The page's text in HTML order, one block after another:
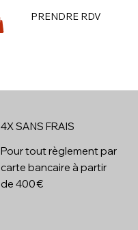
PRENDRE RDV
4x
4X SANS FRAIS
Pour tout règlement par
carte bancaire à partir
de 400 €